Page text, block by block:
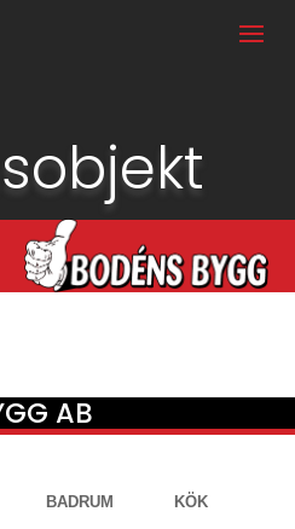
AB
BADRUM KÖK